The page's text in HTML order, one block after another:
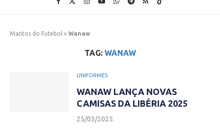
Mantos do Futebol » Wanaw
TAG: WANAW
UNIFORMES
WANAW LANÇA NOVAS
CAMISAS DA LIBÉRIA 2025
25/03/2025